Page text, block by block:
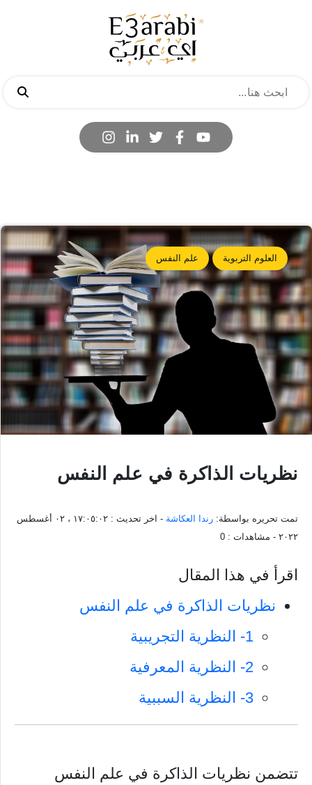
العلوم التربوية علم النفس
نظريات الذاكرة في علم النفس
تمت تحريره بواسطة: رندا العكاشة - اخر تحديث :
١٧:٠٥:٠٢ ، ٠٢ أغسطس
٢٠٢٢ - مشاهدات : 0
اقرأ في هذا المقال
نظريات الذاكرة في علم النفس
1- النظرية التجريبية
2- النظرية المعرفية
3- النظرية السببية
تتضمن نظريات الذاكرة في علم النفس